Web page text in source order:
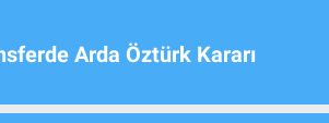
Arda Öztürk Kararı